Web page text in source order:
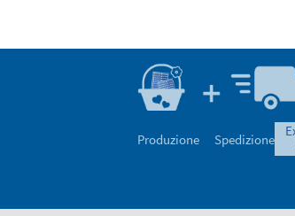
Produzione Spedizione